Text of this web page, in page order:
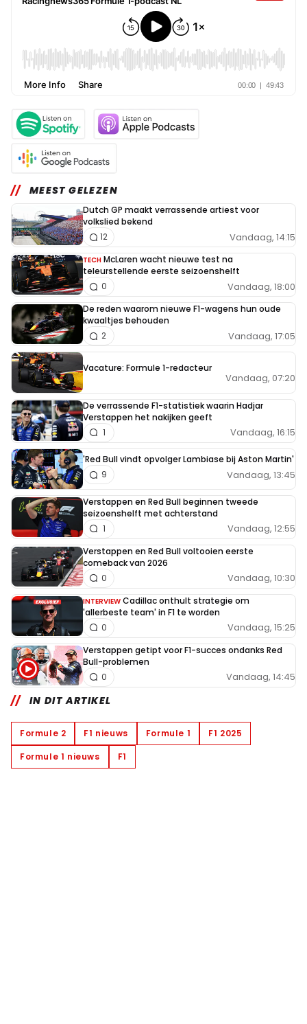
MEEST GELEZEN
Dutch GP maakt verrassende artiest voor
volkslied bekend
Vandaag, 14:15
12
TECH McLaren wacht nieuwe test na
teleurstellende eerste seizoenshelft
Vandaag, 18:00
0
De reden waarom nieuwe F1-wagens hun oude
kwaaltjes behouden
Vandaag, 17:05
2
Vacature: Formule 1-redacteur
Vandaag, 07:20
De verrassende F1-statistiek waarin Hadjar
Verstappen het nakijken geeft
Vandaag, 16:15
1
'Red Bull vindt opvolger Lambiase bij Aston Martin'
Vandaag, 13:45
9
Verstappen en Red Bull beginnen tweede
seizoenshelft met achterstand
Vandaag, 12:55
1
Verstappen en Red Bull voltooien eerste
comeback van 2026
Vandaag, 10:30
0
INTERVIEW Cadillac onthult strategie om
'allerbeste team' in F1 te worden
Vandaag, 15:25
0
Verstappen getipt voor F1-succes ondanks Red
Bull-problemen
Vandaag, 14:45
0
IN DIT ARTIKEL
Formule 2 F1 nieuws Formule 1
F1 2025
Formule 1 nieuws
F1